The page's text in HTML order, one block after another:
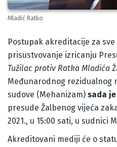
Mladić Ratko
Body
Postupak akreditacije za
prisustvovanje izricanju
Tužilac protiv Ratka Mladića
Međunarodnog rezidualnog
sudove (Mehanizam) sada
presude Žalbenog vijeća
2021., u 15:00 sati, u sudnici
Akreditovani mediji će o